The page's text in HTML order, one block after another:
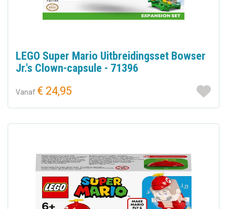
LEGO Super Mario Uitbreidingsset Bowser
Jr.'s Clown-capsule - 71396
Vanaf € 24,95